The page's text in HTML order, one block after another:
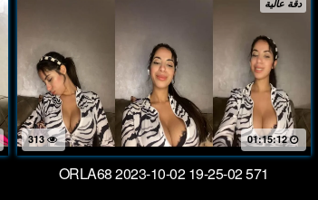
دقة عالية
313 01:15:12
ORLA68 2023-10-02 19-25-02 571